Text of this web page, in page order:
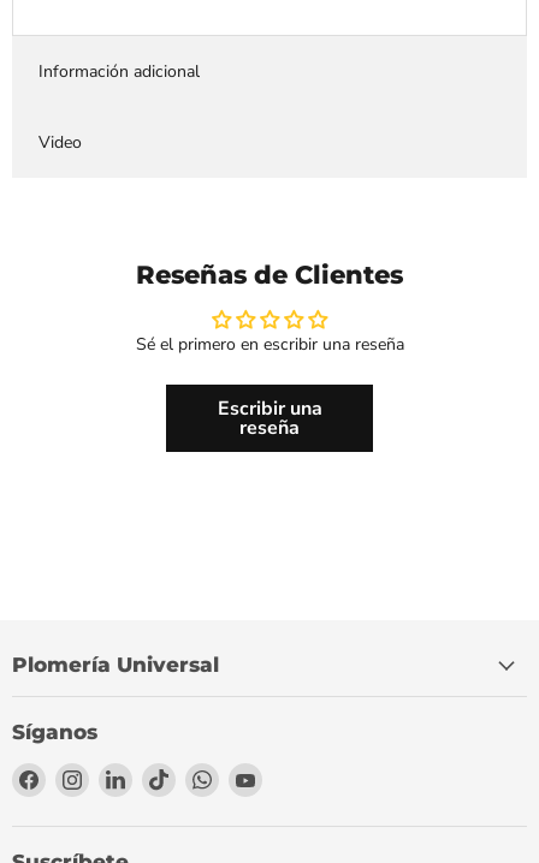
Información adicional
Video
Reseñas de Clientes
Sé el primero en escribir una reseña
Escribir una
reseña
Plomería Universal
Síganos
Encuéntrenos
Facebook
Encuéntrenos
Instagram
Encuéntrenos
LinkedIn
Encuéntrenos
TikTok
Encuéntrenos
WhatsApp
Encuéntrenos
YouTube